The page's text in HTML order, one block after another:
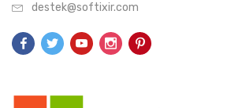
destek@softixir.com